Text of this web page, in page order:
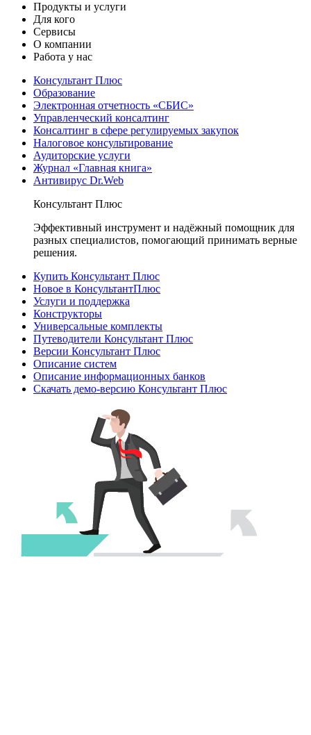
Продукты и услуги
Для кого
Сервисы
О компании
Работа у нас
Консультант Плюс
Образование
Электронная отчетность «СБИС»
Управленческий консалтинг
Консалтинг в сфере регулируемых закупок
Налоговое консультирование
Аудиторские услуги
Журнал «Главная книга»
Антивирус Dr.Web
Консультант Плюс
Эффективный инструмент и надёжный помощник для
разных специалистов, помогающий принимать верные
решения.
Купить Консультант Плюс
Новое в КонсультантПлюс
Услуги и поддержка
Конструкторы
Универсальные комплекты
Путеводители Консультант Плюс
Версии Консультант Плюс
Описание систем
Описание информационных банков
Скачать демо-версию Консультант Плюс